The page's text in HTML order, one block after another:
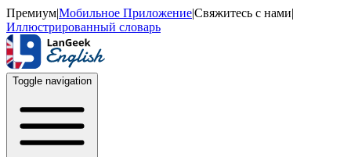
Премиум|Мобильное Приложение|Свяжитесь с нами|
Иллюстрированный словарь
Toggle navigation